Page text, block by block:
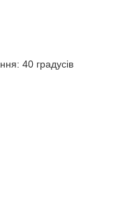
40 градусів